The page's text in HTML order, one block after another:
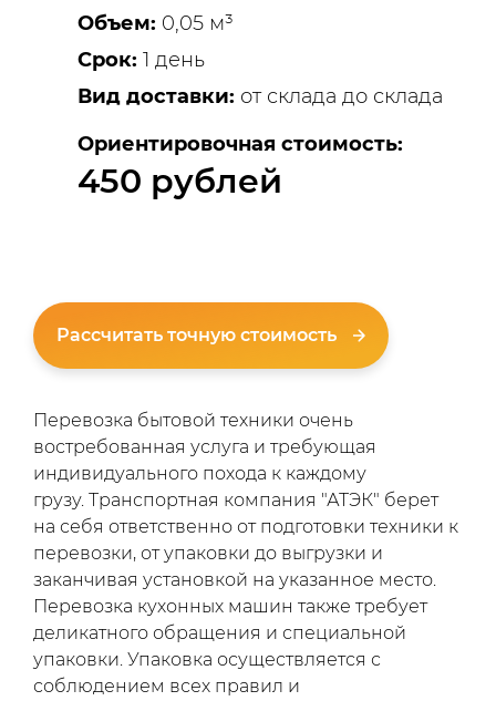
Объем: 0,05 м³
Срок: 1 день
Вид доставки: от склада до склада
Ориентировочная стоимость:
450 рублей
Рассчитать точную стоимость
Перевозка бытовой техники очень
востребованная услуга и требующая
индивидуального похода к каждому
грузу. Транспортная компания "АТЭК" берет
на себя ответственно от подготовки техники к
перевозки, от упаковки до выгрузки и
заканчивая установкой на указанное место.
Перевозка кухонных машин также требует
деликатного обращения и специальной
упаковки. Упаковка осуществляется с
соблюдением всех правил и